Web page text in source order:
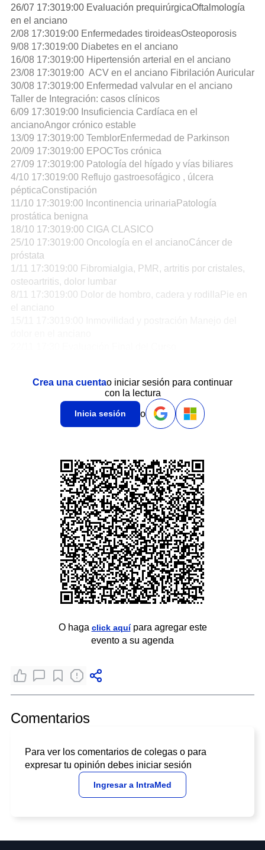
26/07 17:3019:00 Evaluación prequirúrgicaOftalmología
en el anciano
2/08 17:3019:00 Enfermedades tiroideasOsteoporosis
9/08 17:3019:00 Diabetes en el anciano
16/08 17:3019:00 Hipertensión arterial en el anciano
23/08 17:3019:00 ACV en el anciano Fibrilación Auricular
30/08 17:3019:00 Enfermedad valvular en el anciano
Taller de Integración: casos clínicos
6/09 17:3019:00 Insuficiencia Cardíaca en el
ancianoAngor crónico estable
13/09 17:3019:00 TemblorEnfermedad de Parkinson
20/09 17:3019:00 EPOCTos crónica
27/09 17:3019:00 Patología del hígado y vías biliares
4/10 17:3019:00 Reflujo gastroesofágico , úlcera
pépticaConstipación
11/10 17:3019:00 Incontinencia urinariaPatología
prostática benigna
18/10 17:3019:00 CIGA CLASICO
25/10 17:3019:00 Oncología en el ancianoCáncer de
próstata
1/11 17:3019:00 Fibromialgia, PMR, artritis por cristales,
osteoartritis, dolor lumbar
8/11 17:3019:00 Dolor de hombro, cadera y rodillaPie en
Crea una cuentao iniciar sesión para continuar
con la lectura
Inicia sesión o
O haga click aquípara agregar este
evento a su agenda
Comentarios
Para ver los comentarios de colegas o para
expresar tu opinión debes iniciar sesión
Ingresar a IntraMed